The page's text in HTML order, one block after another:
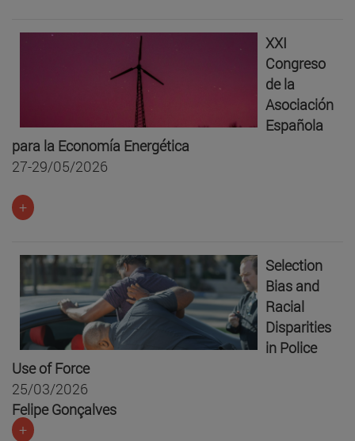
XXI
Congreso
de la
Asociación
Española
para la Economía Energética
27-29/05/2026
+
Selection
Bias and
Racial
Disparities
in Police
Use of Force
25/03/2026
Felipe Gonçalves
+